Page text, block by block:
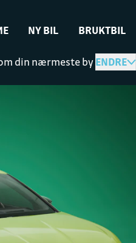
NY BIL BRUKTBIL
din nærmeste byENDRE